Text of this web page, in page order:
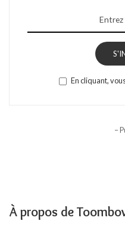
En cliquant,
–
À propos de